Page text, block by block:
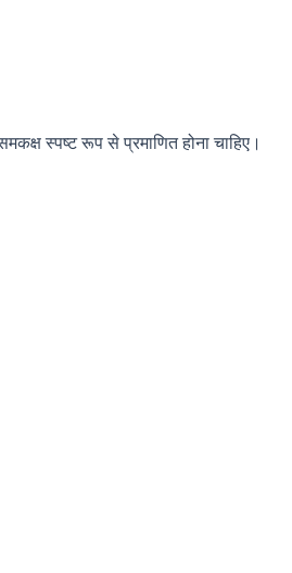
स्पष्ट रूप से प्रमाणित होना चाहिए।